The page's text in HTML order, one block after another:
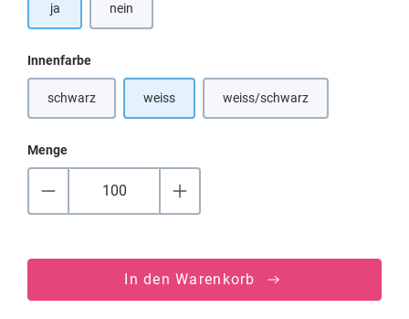
ja nein
Innenfarbeauswählen
schwarz(Diese Option ist zurzeit nicht verfügbar.)
weiss weiss/schwarz(Diese Option ist zurzeit
Menge
In den Warenkorb